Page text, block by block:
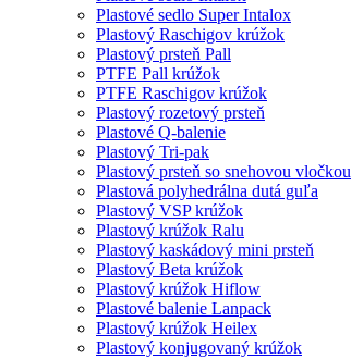
Plastové sedlo Super Intalox
Plastový Raschigov krúžok
Plastový prsteň Pall
PTFE Pall krúžok
PTFE Raschigov krúžok
Plastový rozetový prsteň
Plastové Q-balenie
Plastový Tri-pak
Plastový prsteň so snehovou vločkou
Plastová polyhedrálna dutá guľa
Plastový VSP krúžok
Plastový krúžok Ralu
Plastový kaskádový mini prsteň
Plastový Beta krúžok
Plastový krúžok Hiflow
Plastové balenie Lanpack
Plastový krúžok Heilex
Plastový konjugovaný krúžok